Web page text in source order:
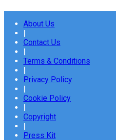
About Us
|
Contact Us
|
Terms & Conditions
|
Privacy Policy
|
Cookie Policy
|
Copyright
|
Press Kit